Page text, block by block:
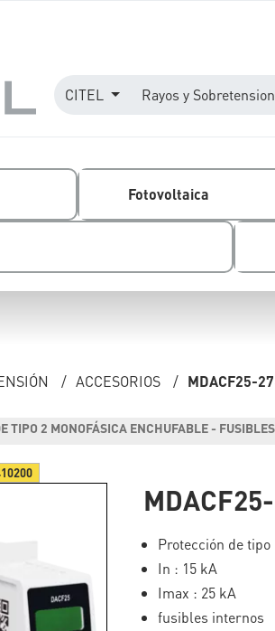
CITEL Rayos y
Fotovoltaica
/ ACCESORIOS / MDACF25-
TIPO 2 MONOFÁSICA ENCHUFABLE -
Protección de tipo
In : 15 kA
Imax : 25 kA
fusibles internos